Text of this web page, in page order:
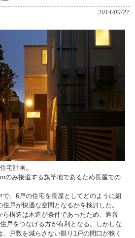
2014/09/27
宅計画。
のみ接道する旗竿地であるため長屋での
、6戸の住宅を長屋としてどのように組
戸が快適な空間となるかを検討した。
ら構造は木造が条件であったため、遮音
戸をつなげる方が有利となる。
しかしな
戸数を減らさない限り1戸の間口が狭く